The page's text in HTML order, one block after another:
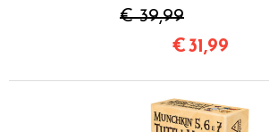
€ 39,99
€31,99